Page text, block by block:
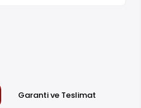
Garanti ve Teslimat